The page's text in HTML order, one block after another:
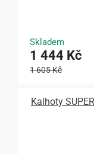
Skladem
1 444 Kč
1 605 Kč
Kalhoty